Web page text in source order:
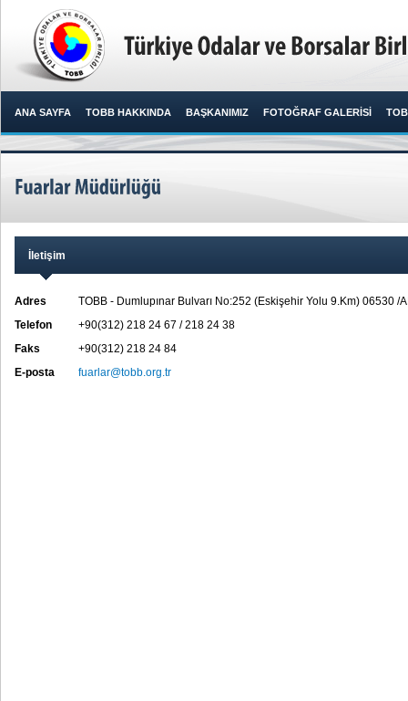
ANA SAYFA TOBB HAKKINDA BAŞKANIMIZ FOTOĞRAF GALERİSİ
İletişim
Adres
TOBB - Dumlupınar Bulvarı No:252 (Eskişehir Yolu 9.Km) 06530 /
Telefon
+90(312) 218 24 67 / 218 24 38
Faks
+90(312) 218 24 84
E-posta
fuarlar@tobb.org.tr